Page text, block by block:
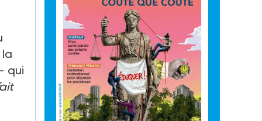
qui